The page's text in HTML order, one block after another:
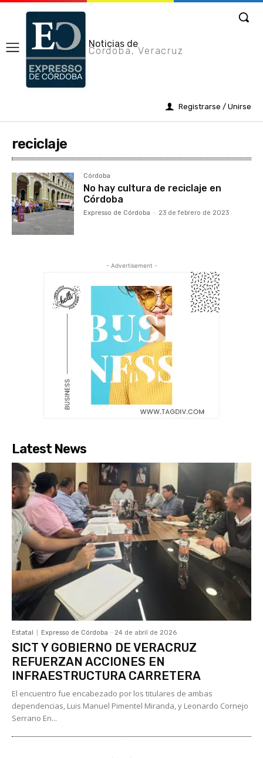
Noticias de
Cordoba, Veracruz
Registrarse / Unirse
reciclaje
Córdoba
No hay cultura de reciclaje en
Córdoba
Expresso de Córdoba - 23 de febrero de 2023
- Advertisement -
Latest News
Estatal Expresso de Córdoba - 24 de abril de 2026
SICT Y GOBIERNO DE VERACRUZ
REFUERZAN ACCIONES EN
INFRAESTRUCTURA CARRETERA
El encuentro fue encabezado por los titulares de ambas
dependencias, Luis Manuel Pimentel Miranda, y Leonardo Cornejo
Serrano En...